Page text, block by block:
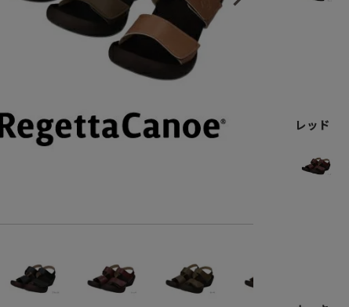
レッド
人が、もっと街歩きを快適に楽しめるように
ル、それがリゲッタカヌーです。
上4cm未満
上